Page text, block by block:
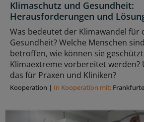
Klimaschutz und Gesundheit:
Herausforderungen und
Was bedeutet der Klimawandel für
Gesundheit? Welche Menschen
betroffen, wie können sie
Klimaextreme vorbereitet werden?
das für Praxen und Kliniken?
Kooperation | In Kooperation mit: